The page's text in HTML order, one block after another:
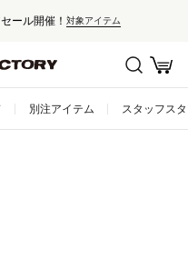
ール開催！ 対象アイテム
別注アイテム スタッフス